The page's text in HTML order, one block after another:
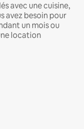
avec une cuisine,
avez besoin pour
un mois ou
location